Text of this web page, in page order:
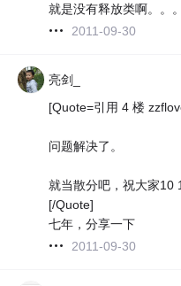
就是没有释放类啊。。
2011-09-30
亮剑_
[Quote=引用 4 楼
问题解决了。
就当散分吧，祝大家10
[/Quote]
七年，分享一下
2011-09-30